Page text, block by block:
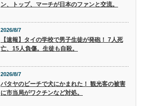
ン、トップ、マーチが日本のファンと交流。
2026/8/7
【速報】タイの学校で男子生徒が発砲！ 7人死
亡、15人負傷。生徒も自殺。
2026/8/7
パタヤのビーチで犬にかまれた！ 観光客の被害
に市当局がワクチンなど対処。